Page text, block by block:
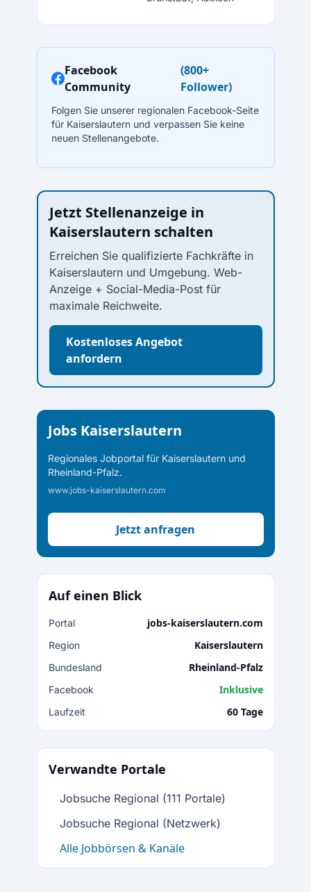
Facebook
Community
(800+
Follower)
Folgen Sie unserer regionalen Facebook-Seite
für Kaiserslautern und verpassen Sie keine
neuen Stellenangebote.
Jetzt Stellenanzeige in
Kaiserslautern schalten
Erreichen Sie qualifizierte Fachkräfte in
Kaiserslautern und Umgebung. Web-
Anzeige + Social-Media-Post für
maximale Reichweite.
Kostenloses Angebot
anfordern
Jobs Kaiserslautern
Regionales Jobportal für Kaiserslautern und
Rheinland-Pfalz.
www.jobs-kaiserslautern.com
Jetzt anfragen
Auf einen Blick
Portal jobs-kaiserslautern.com
Region Kaiserslautern
Bundesland Rheinland-Pfalz
Facebook Inklusive
Laufzeit 60 Tage
Verwandte Portale
Jobsuche Regional (111 Portale)
Jobsuche Regional (Netzwerk)
Alle Jobbörsen & Kanäle